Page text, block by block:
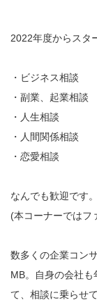
2022年度からスタ
・ビジネス相談
・副業、起業相談
・人生相談
・人間関係相談
・恋愛相談
なんでも歓迎です。
(本コーナーではフ
数多くの企業コン
MB。自身の会社
て、相談に乗らせ